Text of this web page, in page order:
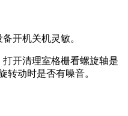
开机关机灵敏。
开清理室格栅看螺旋轴是
转动时是否有噪音。